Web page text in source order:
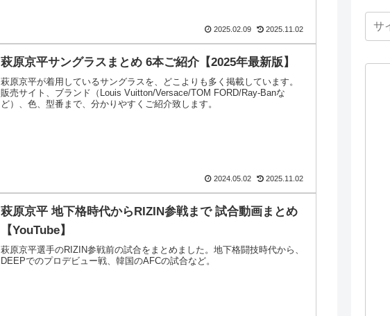
2025.02.09 2025.11.02
萩原京平サングラスまとめ 6本ご紹介【2025年最新版】
萩原京平が着用しているサングラスを、どこよりも多く掲載しています。
販売サイト、ブランド（Louis Vuitton/Versace/TOM FORD/Ray-Banな
ど）、色、型番まで、分かりやすくご紹介致します。
2024.05.02 2025.11.02
萩原京平 地下格時代からRIZIN参戦まで 試合動画まとめ
【YouTube】
萩原京平選手のRIZIN参戦前の試合をまとめました。地下格闘技時代から、
DEEPでのプロデビュー戦、韓国のAFCの試合など。